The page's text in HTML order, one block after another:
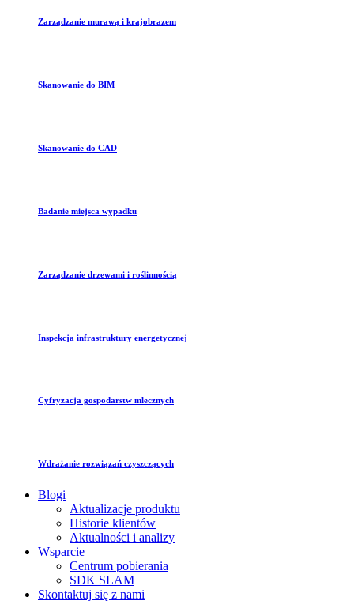
Zarządzanie murawą i krajobrazem
Skanowanie do BIM
Skanowanie do CAD
Badanie miejsca wypadku
Zarządzanie drzewami i roślinnością
Inspekcja infrastruktury energetycznej
Cyfryzacja gospodarstw mlecznych
Wdrażanie rozwiązań czyszczących
Blogi
Aktualizacje produktu
Historie klientów
Aktualności i analizy
Wsparcie
Centrum pobierania
SDK SLAM
Skontaktuj się z nami